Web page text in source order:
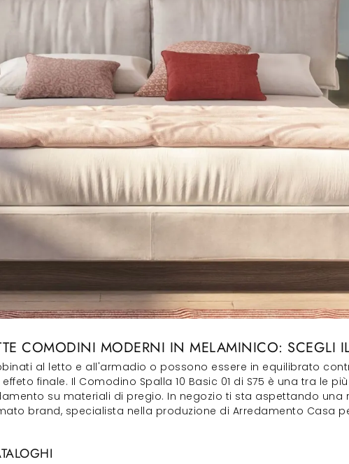
COMODINI MODERNI IN MELAMINICO: SCEGLI
al letto e all'armadio o possono essere in equilibrato
finale. Il Comodino Spalla 10 Basic 01 di S75 è una tra le
su materiali di pregio. In negozio ti sta aspettando
brand, specialista nella produzione di Arredamento Casa